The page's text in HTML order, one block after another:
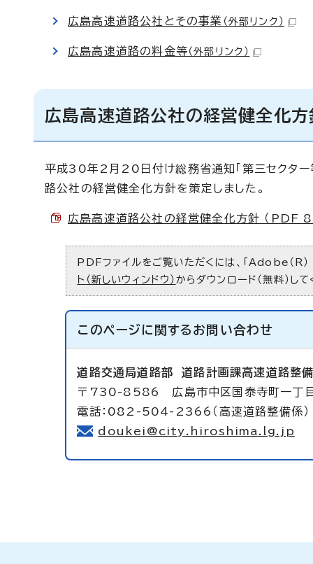
広島高速道路公社とその事業 （外部リンク）
広島高速道路の料金等 （外部リンク）
広島高速道路公社の経営健全化
平成30年2月20日付け総務省通知「第三セクター
路公社の経営健全化方針を策定しました。
広島高速道路公社の経営健全化方針 （PDF
PDFファイルをご覧いただくには、「Adobe（R
ト（新しいウィンドウ） からダウンロード（無料）して
このページに関する お問い合わせ
道路交通局道路部道路計画課高速道路整
〒730-8586 広島市中区国泰寺町一丁
電話：082-504-2366（高速道路整備
doukei@city.hiroshima.lg.jp